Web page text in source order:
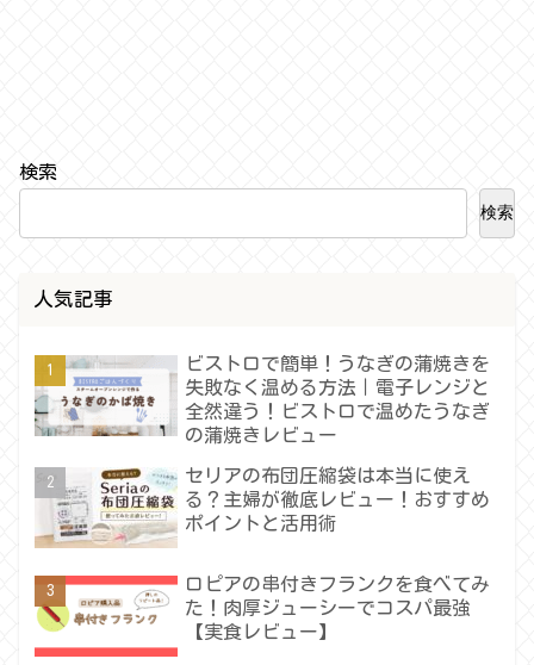
検索
検索
人気記事
ビストロで簡単！うなぎの蒲焼きを
失敗なく温める方法｜電子レンジと
全然違う！ビストロで温めたうなぎ
の蒲焼きレビュー
セリアの布団圧縮袋は本当に使え
る？主婦が徹底レビュー！おすすめ
ポイントと活用術
ロピアの串付きフランクを食べてみ
た！肉厚ジューシーでコスパ最強
【実食レビュー】